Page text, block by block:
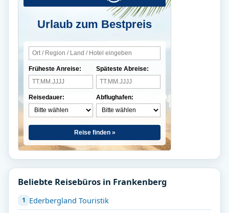
Urlaub zum Bestpreis
Früheste Anreise:
Reisedauer:
Späteste Abreise:
Abflughafen:
Reise finden »
Beliebte Reisebüros in Frankenberg
Ederbergland Touristik